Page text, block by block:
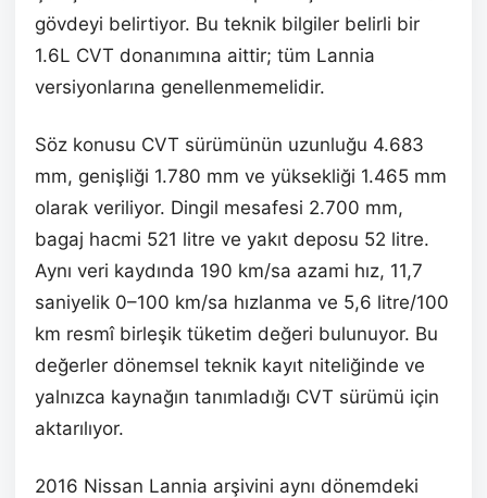
gövdeyi belirtiyor. Bu teknik bilgiler belirli bir
1.6L CVT donanımına aittir; tüm Lannia
versiyonlarına genellenmemelidir.
Söz konusu CVT sürümünün uzunluğu 4.683
mm, genişliği 1.780 mm ve yüksekliği 1.465 mm
olarak veriliyor. Dingil mesafesi 2.700 mm,
bagaj hacmi 521 litre ve yakıt deposu 52 litre.
Aynı veri kaydında 190 km/sa azami hız, 11,7
saniyelik 0–100 km/sa hızlanma ve 5,6 litre/100
km resmî birleşik tüketim değeri bulunuyor. Bu
değerler dönemsel teknik kayıt niteliğinde ve
yalnızca kaynağın tanımladığı CVT sürümü için
aktarılıyor.
2016 Nissan Lannia arşivini aynı dönemdeki